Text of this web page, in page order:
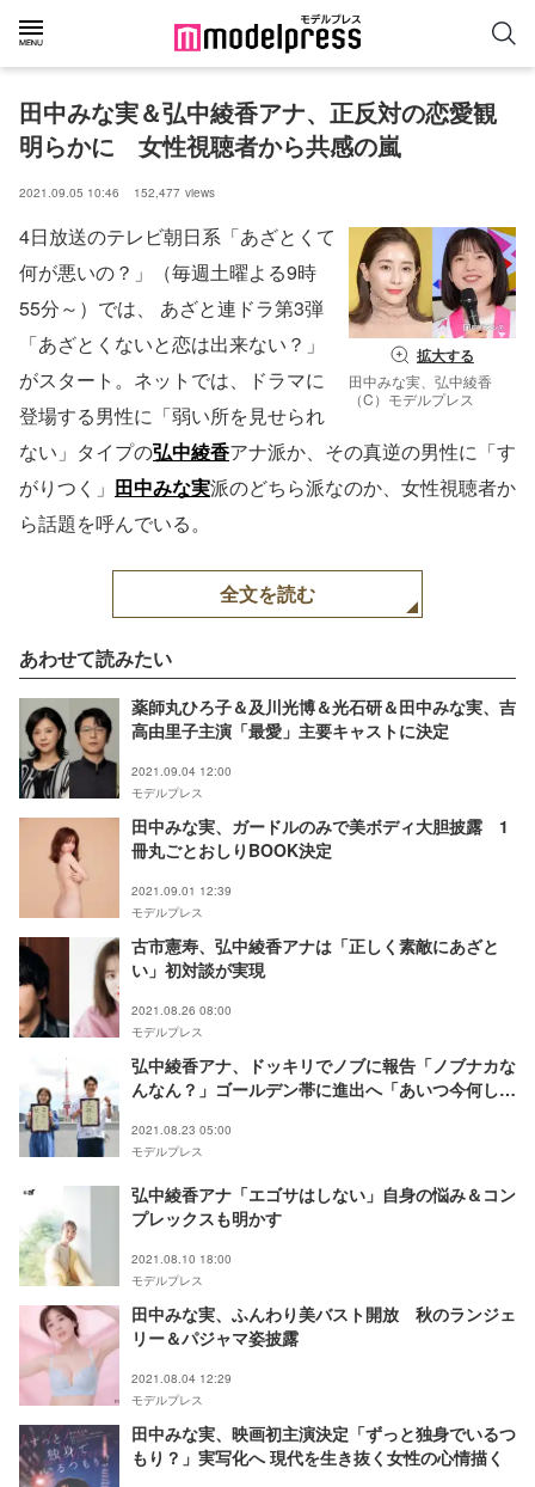
田中みな実＆弘中綾香アナ、正反対の恋愛観
明らかに　女性視聴者から共感の嵐
2021.09.05 10:46 152,477 views
拡大する
田中みな実、弘中綾香
（C）モデルプレス
4日放送のテレビ朝日系「あざとくて
何が悪いの？」（毎週土曜よる9時
55分～）では、 あざと連ドラ第3弾
「あざとくないと恋は出来ない？」
がスタート。ネットでは、ドラマに
登場する男性に「弱い所を見せられ
ない」タイプの弘中綾香アナ派か、その真逆の男性に「す
がりつく」 田中みな実派のどちら派なのか、女性視聴者か
ら話題を呼んでいる。
全文を読む
あわせて読みたい
薬師丸ひろ子＆及川光博＆光石研＆田中みな実、吉
高由里子主演「最愛」主要キャストに決定
2021.09.04 12:00
モデルプレス
田中みな実、ガードルのみで美ボディ大胆披露 1
冊丸ごとおしりBOOK決定
2021.09.01 12:39
モデルプレス
古市憲寿、弘中綾香アナは「正しく素敵にあざと
い」初対談が実現
2021.08.26 08:00
モデルプレス
弘中綾香アナ、ドッキリでノブに報告「ノブナカな
んなん？」ゴールデン帯に進出へ「あいつ今何して
2021.08.23 05:00
モデルプレス
弘中綾香アナ「エゴサはしない」自身の悩み＆コン
プレックスも明かす
2021.08.10 18:00
モデルプレス
田中みな実、ふんわり美バスト開放 秋のランジェ
リー＆パジャマ姿披露
2021.08.04 12:29
モデルプレス
田中みな実、映画初主演決定「ずっと独身でいるつ
もり？」実写化へ 現代を生き抜く女性の心情描く